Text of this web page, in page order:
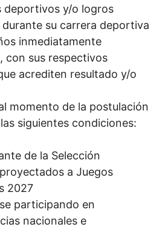
deportivos y/o logros
su carrera deportiva
inmediatamente
con sus respectivos
acrediten resultado y/o
momento de la postulación
siguientes condiciones:
de la Selección
a Juegos
2027
participando en
nacionales e